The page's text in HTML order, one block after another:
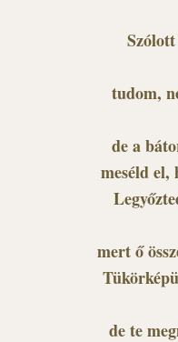
tudom,
de a
meséld el,
mert ő
de te